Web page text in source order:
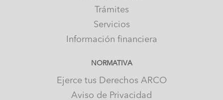
Trámites
Servicios
Información financiera
NORMATIVA
Ejerce tus Derechos ARCO
Aviso de Privacidad